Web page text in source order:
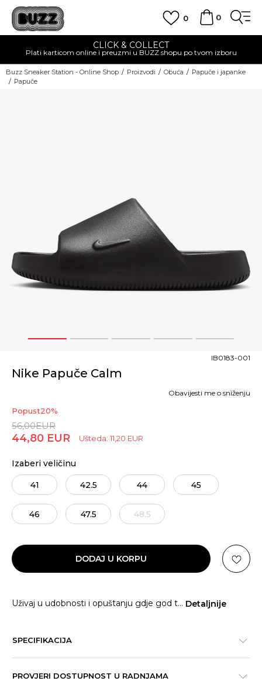
0
0
CLICK & COLLECT
Plati karticom online i preuzmi u BUZZ shopu po tvom izboru
Buzz Sneaker Station - Online Shop Proizvodi Obuća
Papuče i japanke
Papuče
1 2 3 4 5
Nike Papuče Calm
IB0183-001
Popust20%
56,00EUR
44,80 EUR Ušteda: 11,20 EUR
Obavijesti me o sniženju
Izaberi veličinu
41 42.5 44 45
46 47.5 48.5
DODAJ U KORPU
Uživaj u udobnosti i opuštanju gdje god t... Detaljnije
SPECIFIKACIJA
PROVJERI DOSTUPNOST U RADNJAMA